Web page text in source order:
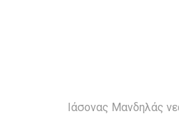
Ιάσονας Μανδηλάς